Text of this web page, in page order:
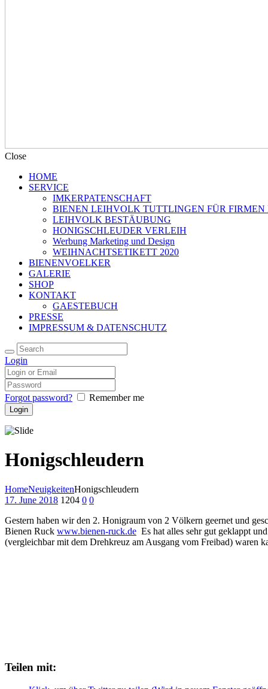
Close
HOME
SERVICE
IMKERPATENSCHAFT
BIENEN LEIHVOLK TUTTLINGEN FÜR FIRMEN
LEIHVOLK BESTÄUBUNG
HONIGSCHLEUDER VERLEIH
Werbung Marketing und Design
WEIHNACHTSETIKETT 2020
BIENENVOELKER
GALERIE
SHOP
KONTAKT
GAESTEBUCH
PRESSE
IMPRESSUM & DATENSCHUTZ
Login
Forgot password? Remember me
Honigschleudern
HomeNeuigkeitenHonigschleudern
17. June 2018 1204 0 0
Gestern haben wir den 2. Honigraum von 2 Völkern geernet und
Bienen Ruck www.bienen-ruck.de Es hat alles sehr gut geklappt
(vergleichbar mit dem Drehkreuz am Ausgang vom Freibad) waren
Teilen mit: